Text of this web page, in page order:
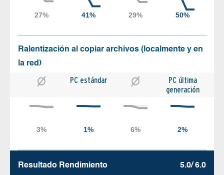
Ralentización al copiar archivos (localmente y en
la red)
PC estándar
PC última
generación
Resultado Rendimiento 5.0/ 6.0